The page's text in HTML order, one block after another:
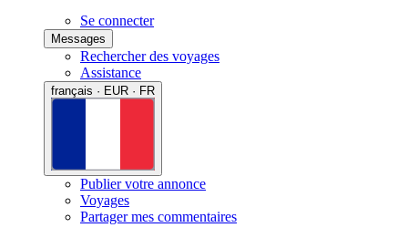
Se connecter
Messages
Rechercher des voyages
Assistance
français · EUR · FR
Publier votre annonce
Voyages
Partager mes commentaires